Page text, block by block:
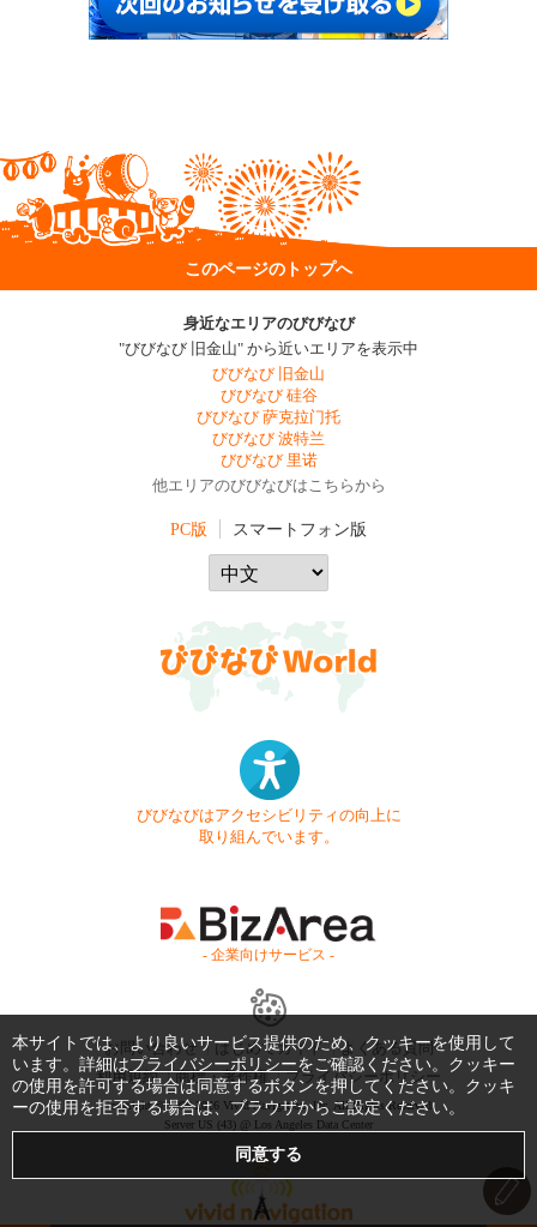
このページのトップへ
身近なエリアのびびなび
"びびなび 旧金山" から近いエリアを表示中
びびなび 旧金山
びびなび 硅谷
びびなび 萨克拉门托
びびなび 波特兰
びびなび 里诺
他エリアのびびなびはこちらから
PC版 スマートフォン版
びびなびはアクセシビリティの向上に
取り組んでいます。
- 企業向けサービス -
お問い合わせ はじめてガイド
よくある質問
利用規約
商標・著作権 プライバシーポリシー
Copyright © 1999-2026 Vivid Navigation, Inc. All Rights Reserved.
Server US (43) @ Los Angeles Data Center
本サイトでは、より良いサービス提供のため、クッキーを使用して
います。詳細はプライバシーポリシーをご確認ください。クッキー
の使用を許可する場合は同意するボタンを押してください。クッキ
ーの使用を拒否する場合は、ブラウザからご設定ください。